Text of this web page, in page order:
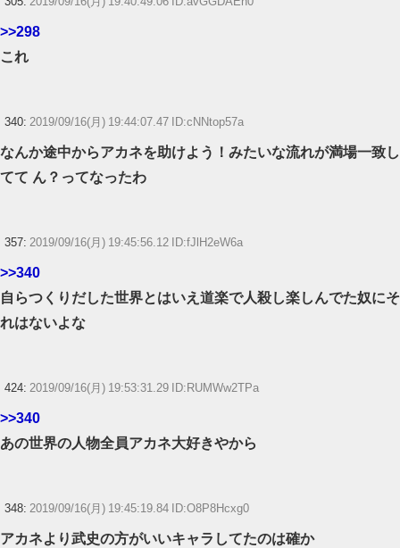
>>298
これ
340: 2019/09/16(月) 19:44:07.47 ID:cNNtop57a
なんか途中からアカネを助けよう！みたいな流れが満場一致し
てて ん？ってなったわ
357: 2019/09/16(月) 19:45:56.12 ID:fJlH2eW6a
>>340
自らつくりだした世界とはいえ道楽で人殺し楽しんでた奴にそ
れはないよな
424: 2019/09/16(月) 19:53:31.29 ID:RUMWw2TPa
>>340
あの世界の人物全員アカネ大好きやから
348: 2019/09/16(月) 19:45:19.84 ID:O8P8Hcxg0
アカネより武史の方がいいキャラしてたのは確か